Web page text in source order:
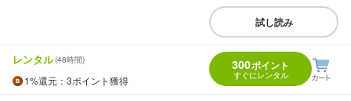
試し読み
レンタル(48時間)
1%還元 ：3ポイント獲得
300ポイント
すぐにレンタル